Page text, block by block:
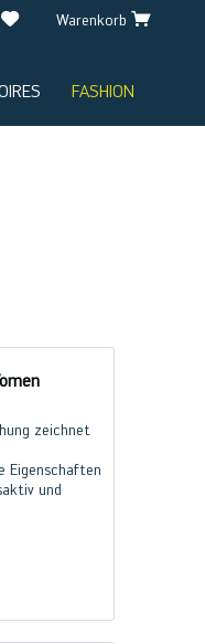
Warenkorb
FASHION
zeichnet
Eigenschaften
und